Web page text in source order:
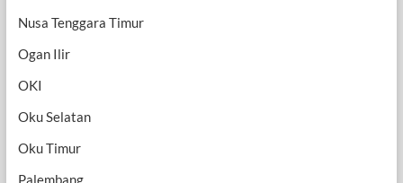
Nusa Tenggara Timur
Ogan Ilir
OKI
Oku Selatan
Oku Timur
Palembang